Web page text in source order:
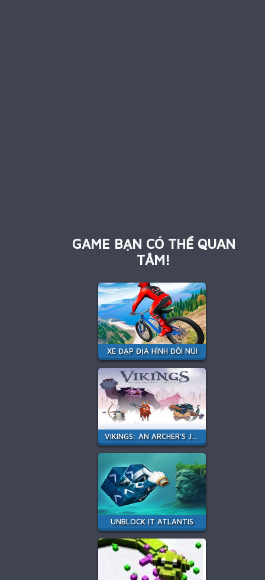
GAME BẠN CÓ THỂ QUAN
TÂM!
XE ĐẠP ĐỊA HÌNH ĐỒI NÚI
VIKINGS: AN ARCHER'S JOURNEY
UNBLOCK IT ATLANTIS